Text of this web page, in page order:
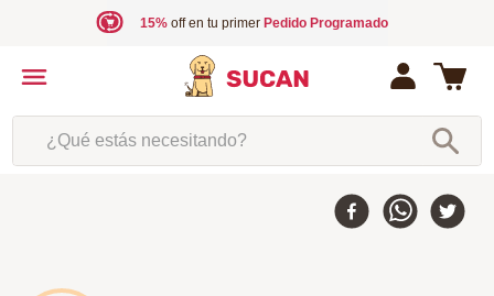
15%off en tu primer Pedido Programado
¿Qué estás necesitando?